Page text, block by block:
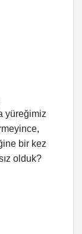
yüreğimiz
bir kez
olduk?